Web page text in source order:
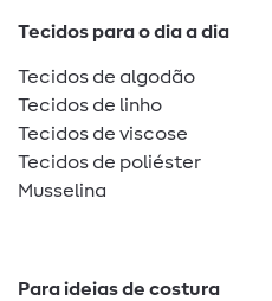
Tecidos para o dia a dia
Tecidos de algodão
Tecidos de linho
Tecidos de viscose
Tecidos de poliéster
Musselina
Para ideias de costura